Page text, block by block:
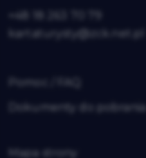
kartaturysty@zck.net.pl
Dokumenty do pobrania
Mapa strony